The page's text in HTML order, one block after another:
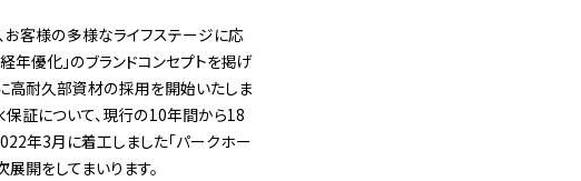
お客様の多様なライフステージに応
優化」のブランドコンセプトを掲げ
高耐久部資材の採用を開始いたしま
証について、現行の10年間から18
年3月に着工しました「パークホー
開をしてまいります。